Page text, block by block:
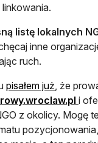
listę lokalnych
inne
ruch.
pisałem już, że
i
z okolicy. Mogę